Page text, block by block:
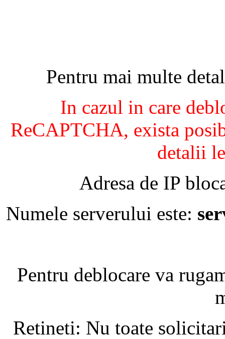
Pentru mai multe
In cazul in care
ReCAPTCHA, exista
detalii
Adresa de IP
Numele serverului este:
Pentru deblocare va
Retineti: Nu toate